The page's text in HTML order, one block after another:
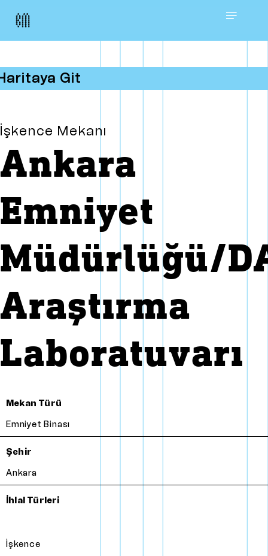
Skip
content
Menu
Git
İşkence Mekanı
Ankara
Emniyet
Müdürlüğü/
Araştırma
Laboratuvarı
Mekan Türü
Emniyet Binası
Şehir
Ankara
İhlal Türleri
İşkence